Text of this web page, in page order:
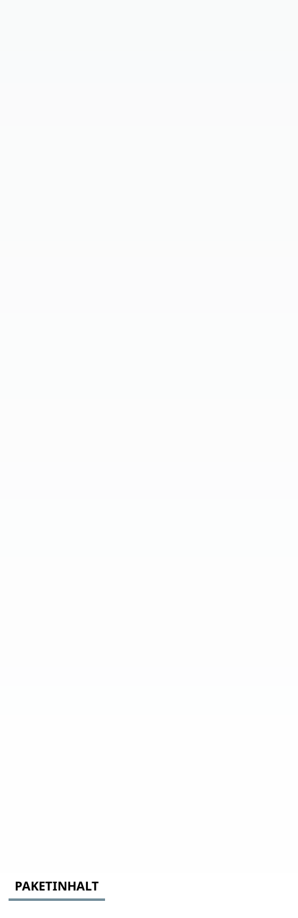
PAKETINHALT